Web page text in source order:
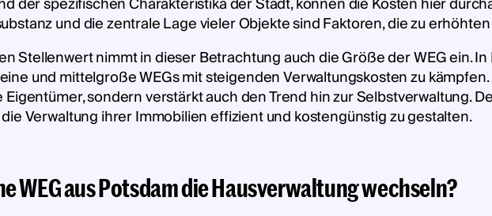
und die zentrale Lage vieler Objekte sind Faktoren, die zu
Stellenwert nimmt in dieser Betrachtung auch die Größe der WEG ein.
und mittelgroße WEGs mit steigenden Verwaltungskosten zu
Eigentümer, sondern verstärkt auch den Trend hin zur Selbstverwaltung.
Verwaltung ihrer Immobilien effizient und kostengünstig zu gestalten.
WEG aus Potsdam die Hausverwaltung wechseln?